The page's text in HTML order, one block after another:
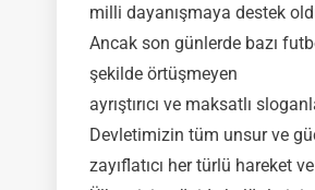
milli dayanışmaya destek
Ancak son günlerde bazı
şekilde örtüşmeyen
ayrıştırıcı ve maksatlı
Devletimizin tüm unsur ve
zayıflatıcı her türlü hareket